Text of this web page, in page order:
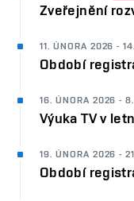
Zveřejnění
11. ÚNORA 2026 -
Období
16. ÚNORA 2026 -
Výuka TV v
19. ÚNORA 2026 -
Období